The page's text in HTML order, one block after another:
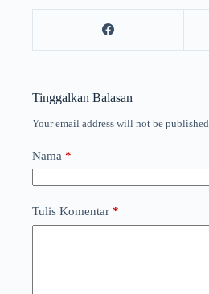
Tinggalkan Balasan
Your email address will not be published.
Nama *
Tulis Komentar *